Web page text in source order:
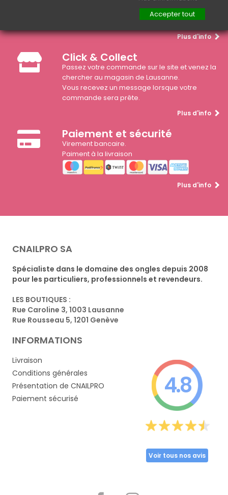
OFFERTEdès 65.-
d'achat. (Suisse uniquement)
Plus d'info
Click & Collect
Passez votre commande sur le site et venez la
chercher au magasin de Lausanne.
Vous recevez un message lorsque votre
commande sera prête.
Plus d'info
Paiement et sécurité
Virement bancaire.
Paiment à la livraison
Plus d'info
CNAILPRO SA
Spécialiste dans le domaine des ongles depuis 2008
pour les particuliers, professionnels et revendeurs.
LES BOUTIQUES :
Rue Caroline 3, 1003 Lausanne
Rue Rousseau 5, 1201 Genève
INFORMATIONS
Livraison
Conditions générales
Présentation de CNAILPRO
Paiement sécurisé
4.8
Voir tous nos avis
Accepter tout